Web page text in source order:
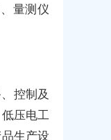
量测仪
控制及
压电工
生产设